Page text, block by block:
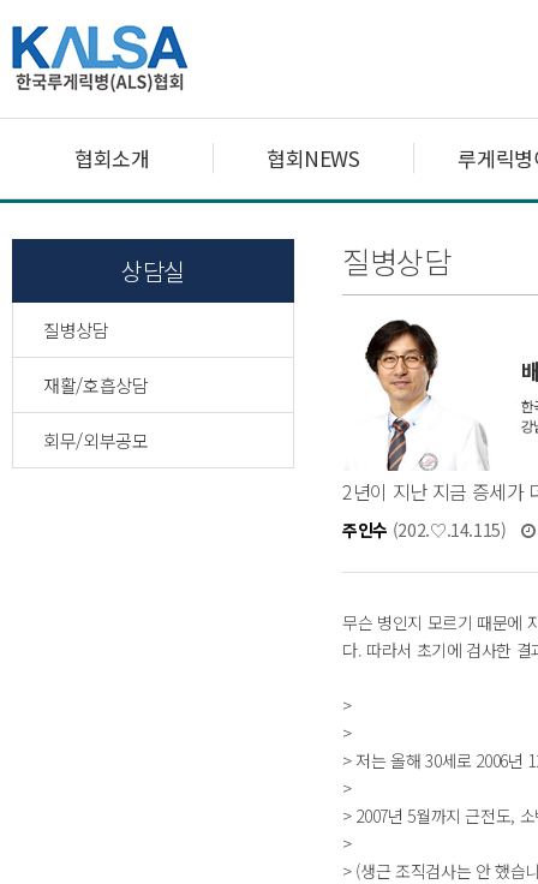
협회소개 협회NEWS 루게릭
상담실
질병상담
재활/호흡상담
회무/외부공모
질병상담
2년이 지난 지금 증세가
주인수 (202.♡.14.115)
무슨 병인지 모르기 때문에
다. 따라서 초기에 검사한
>
>
> 저는 올해 30세로 2006년
>
> 2007년 5월까지 근전도,
>
> (생근 조직검사는 안 했습